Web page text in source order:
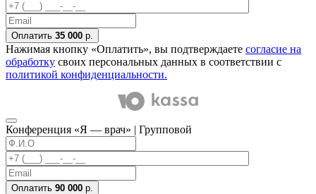
Оплатить 35 000 р.
Нажимая кнопку «Оплатить», вы подтверждаете согласие на
обработку своих персональных данных в соответствии с
политикой конфиденциальности.
Конференция «Я — врач» | Групповой
Оплатить 90 000 р.